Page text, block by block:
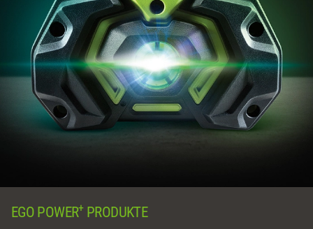
EGO POWER+PRODUKTE